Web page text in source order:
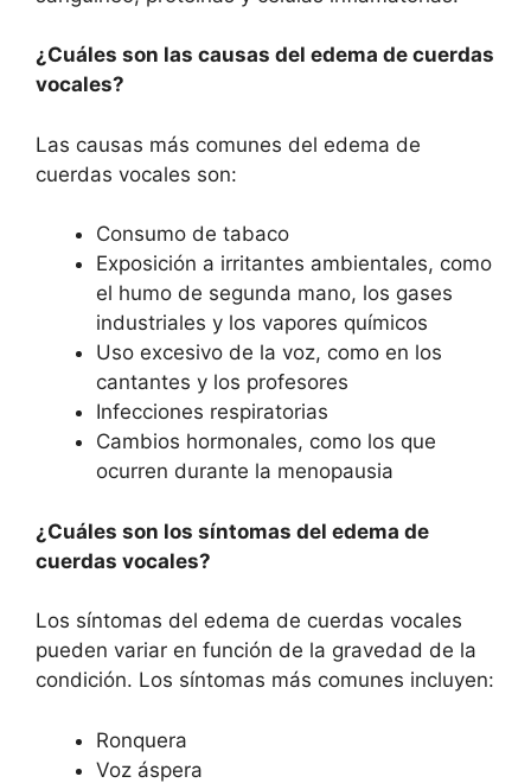
¿Cuáles son las causas del edema de cuerdas
vocales?
Las causas más comunes del edema de
cuerdas vocales son:
Consumo de tabaco
Exposición a irritantes ambientales, como
el humo de segunda mano, los gases
industriales y los vapores químicos
Uso excesivo de la voz, como en los
cantantes y los profesores
Infecciones respiratorias
Cambios hormonales, como los que
ocurren durante la menopausia
¿Cuáles son los síntomas del edema de
cuerdas vocales?
Los síntomas del edema de cuerdas vocales
pueden variar en función de la gravedad de la
condición. Los síntomas más comunes incluyen:
Ronquera
Voz áspera